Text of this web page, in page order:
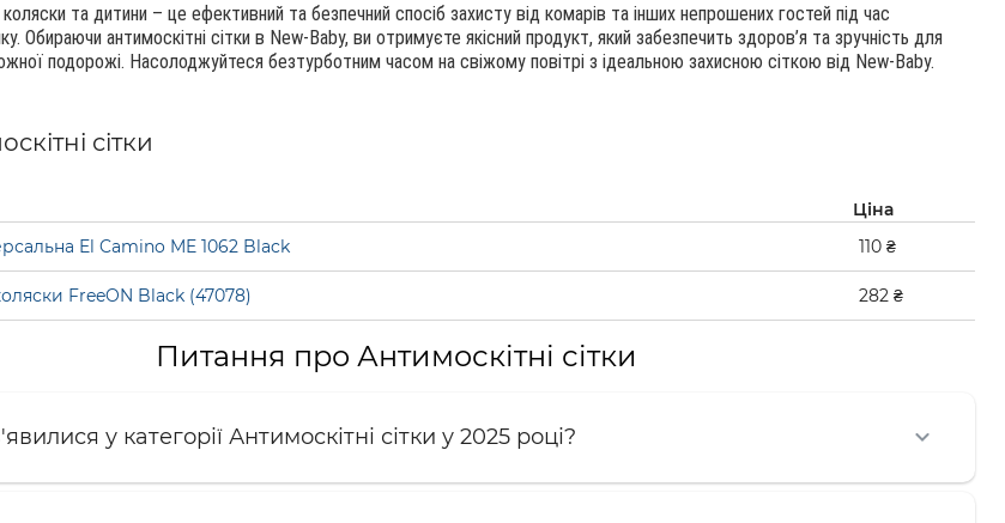
коляски та дитини – це ефективний та безпечний спосіб захисту від комарів та інших непрошених гостей під час
Обираючи антимоскітні сітки в New-Baby, ви отримуєте якісний продукт, який забезпечить здоров’я та зручність для
подорожі. Насолоджуйтеся безтурботним часом на свіжому повітрі з ідеальною захисною сіткою від New-Baby.
сітки
Ціна
El Camino ME 1062 Black
110 ₴
FreeON Black (47078) 282 ₴
Питання про Антимоскітні сітки
у категорії Антимоскітні сітки у 2025 році?